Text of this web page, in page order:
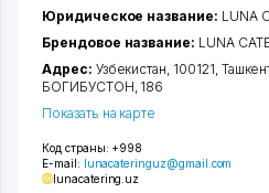
Код страны: +998
E-mail: lunacateringuz@gmail.com
lunacatering.uz
Юридическое название: LUNA
Брендовое название: LUNA
Адрес: Узбекистан, 100121,
БОГИБУСТОН , 186
Показать на карте